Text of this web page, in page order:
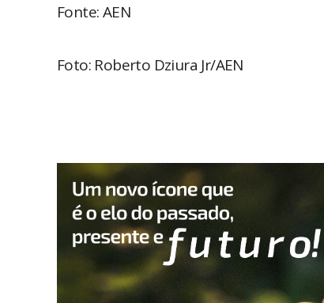
Fonte: AEN
Foto: Roberto Dziura Jr/AEN